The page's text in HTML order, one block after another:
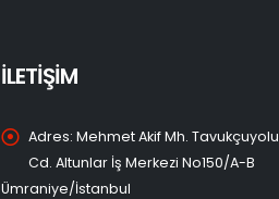
İLETİŞİM
Adres: Mehmet Akif Mh. Tavukçuyolu
Cd. Altunlar İş Merkezi No150/A-B
Ümraniye/İstanbul